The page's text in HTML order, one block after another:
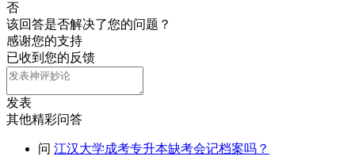
否
该回答是否解决了您的问题？
感谢您的支持
已收到您的反馈
发表
其他精彩问答
问 江汉大学成考专升本缺考会记档案吗？